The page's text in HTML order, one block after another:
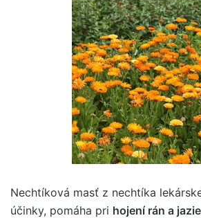
Nechtíková masť z nechtíka
účinky, pomáha pri hojení rán a